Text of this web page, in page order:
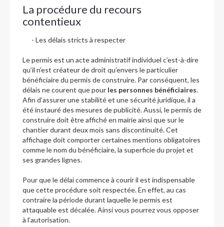
La procédure du recours
contentieux
- Les délais stricts à respecter
Le permis est un acte administratif individuel c’est-à-dire
qu’il n’est créateur de droit qu’envers le particulier
bénéficiaire du permis de construire. Par conséquent, les
délais ne courent que pour les personnes bénéficiaires.
Afin d’assurer une stabilité et une sécurité juridique, il a
été instauré des mesures de publicité. Aussi, le permis de
construire doit être affiché en mairie ainsi que sur le
chantier durant deux mois sans discontinuité. Cet
affichage doit comporter certaines mentions obligatoires
comme le nom du bénéficiaire, la superficie du projet et
ses grandes lignes.
Pour que le délai commence à courir il est indispensable
que cette procédure soit respectée. En effet, au cas
contraire la période durant laquelle le permis est
attaquable est décalée. Ainsi vous pourrez vous opposer
à l’autorisation.